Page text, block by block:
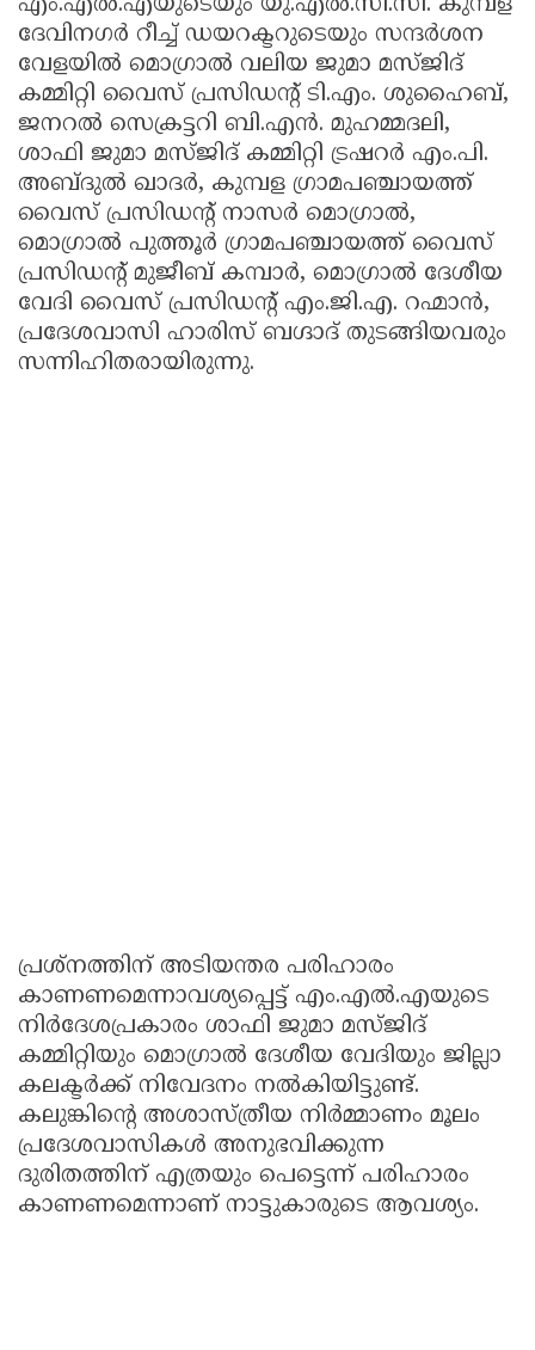
എം.എൽ.എയുടെയും യു.എൽ.സി.സി. കുമ്പള
ദേവിനഗർ റീച്ച് ഡയറക്ടറുടെയും സന്ദർശന
വേളയിൽ മൊഗ്രാൽ വലിയ ജുമാ മസ്ജിദ്
കമ്മിറ്റി വൈസ് പ്രസിഡന്റ് ടി.എം. ശുഹൈബ്,
ജനറൽ സെക്രട്ടറി ബി.എൻ. മുഹമ്മദലി,
ശാഫി ജുമാ മസ്ജിദ് കമ്മിറ്റി ട്രഷറർ എം.പി.
അബ്ദുൽ ഖാദർ, കുമ്പള ഗ്രാമപഞ്ചായത്ത്
വൈസ് പ്രസിഡന്റ് നാസർ മൊഗ്രാൽ,
മൊഗ്രാൽ പുത്തൂർ ഗ്രാമപഞ്ചായത്ത് വൈസ്
പ്രസിഡന്റ് മുജീബ് കമ്പാർ, മൊഗ്രാൽ ദേശീയ
വേദി വൈസ് പ്രസിഡന്റ് എം.ജി.എ. റഹ്മാൻ,
പ്രദേശവാസി ഹാരിസ് ബഗ്ദാദ് തുടങ്ങിയവരും
സന്നിഹിതരായിരുന്നു.
പ്രശ്നത്തിന് അടിയന്തര പരിഹാരം
കാണണമെന്നാവശ്യപ്പെട്ട് എം.എൽ.എയുടെ
നിർദേശപ്രകാരം ശാഫി ജുമാ മസ്ജിദ്
കമ്മിറ്റിയും മൊഗ്രാൽ ദേശീയ വേദിയും ജില്ലാ
കലക്ടർക്ക് നിവേദനം നൽകിയിട്ടുണ്ട്.
കലുങ്കിന്റെ അശാസ്ത്രീയ നിർമ്മാണം മൂലം
പ്രദേശവാസികൾ അനുഭവിക്കുന്ന
ദുരിതത്തിന് എത്രയും പെട്ടെന്ന് പരിഹാരം
കാണണമെന്നാണ് നാട്ടുകാരുടെ ആവശ്യം.